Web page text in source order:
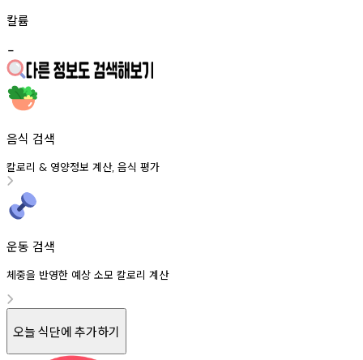
칼륨
-
음식 검색
칼로리 & 영양정보 계산, 음식 평가
운동 검색
체중을 반영한 예상 소모 칼로리 계산
오늘 식단에 추가하기